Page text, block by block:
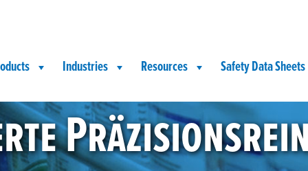
Industries Resources Safety Data Sheets